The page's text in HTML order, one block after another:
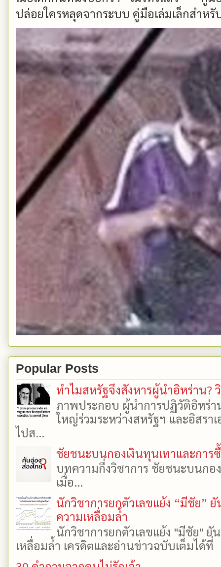
ปล่อยใครหลุดจากระบบ คู่มือเล่มเล็กสำหรั
Popular Posts
ทำไมสหรัฐจึงสังหารผู้นำอิหร่าน?
ภาพประกอบ ผู้นำการปฏิวัติอิหร่า
ใหญ่ร่วมระหว่างสหรัฐฯ และอิสรา
ไปส...
ชัยชนะบนกองเงินทุนเทาและการ
บทความกึ่งวิชาการ ชัยชนะบนกอ
เมื่อ...
นักวิชาการยกตัวเลขแย้ง “มีชัย”
ความเหลื่อมล้ำ
นักวิชาการยกตัวเลขแย้ง "มีชัย"
เหลื่อมล้ำ เครดิตและอ่านข่าวฉบับเต็มได้